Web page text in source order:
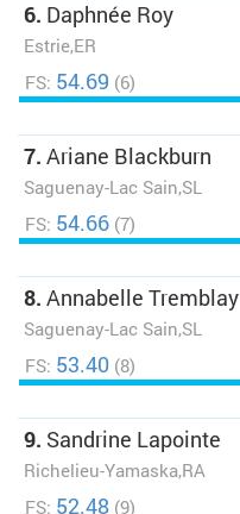
6. Daphnée Roy
Estrie,ER
FS: 54.69 (6)
7. Ariane Blackburn
Saguenay-Lac Sain,SL
FS: 54.66 (7)
8. Annabelle Tremblay
Saguenay-Lac Sain,SL
FS: 53.40 (8)
9. Sandrine Lapointe
Richelieu-Yamaska,RA
FS: 52.48 (9)